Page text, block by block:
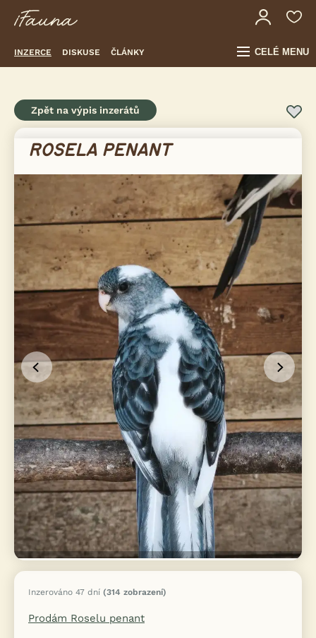
INZERCE DISKUSE ČLÁNKY CELÉ MENU
Zpět na výpis inzerátů
Inzerováno 47 dní (314 zobrazení)
Prodám Roselu penant
ROSELA PENANT